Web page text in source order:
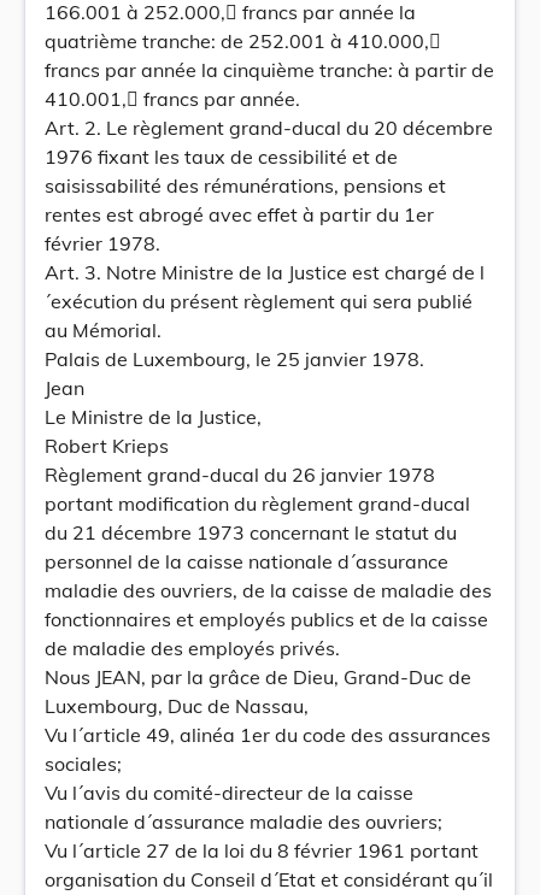
166.001 à 252.000, francs par année la
quatrième tranche: de 252.001 à 410.000,
francs par année la cinquième tranche: à partir de
410.001, francs par année.
Art. 2. Le règlement grand-ducal du 20 décembre
1976 fixant les taux de cessibilité et de
saisissabilité des rémunérations, pensions et
rentes est abrogé avec effet à partir du 1er
février 1978.
Art. 3. Notre Ministre de la Justice est chargé de l
´exécution du présent règlement qui sera publié
au Mémorial.
Palais de Luxembourg, le 25 janvier 1978.
Jean
Le Ministre de la Justice,
Robert Krieps
Règlement grand-ducal du 26 janvier 1978
portant modification du règlement grand-ducal
du 21 décembre 1973 concernant le statut du
personnel de la caisse nationale d´assurance
maladie des ouvriers, de la caisse de maladie des
fonctionnaires et employés publics et de la caisse
de maladie des employés privés.
Nous JEAN, par la grâce de Dieu, Grand-Duc de
Luxembourg, Duc de Nassau,
Vu l´article 49, alinéa 1er du code des assurances
sociales;
Vu l´avis du comité-directeur de la caisse
nationale d´assurance maladie des ouvriers;
Vu l´article 27 de la loi du 8 février 1961 portant
organisation du Conseil d´Etat et considérant qu´il